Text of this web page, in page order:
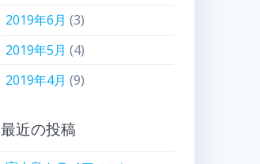
2019年6月 (3)
2019年5月 (4)
2019年4月 (9)
最近の投稿